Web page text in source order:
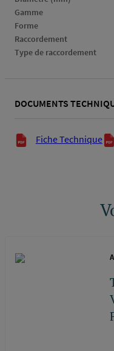
Gamme
Forme
Raccordement
Type de raccordement
DOCUMENTS
Documents techniques
Fiche Technique